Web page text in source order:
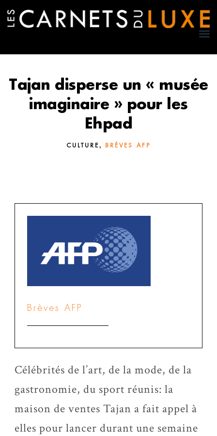
Tajan disperse un « musée
imaginaire » pour les
Ehpad
CULTURE, BRÈVES AFP
Brèves AFP
Célébrités de l’art, de la mode, de la
gastronomie, du sport réunis: la
maison de ventes Tajan a fait appel à
elles pour lancer durant une semaine